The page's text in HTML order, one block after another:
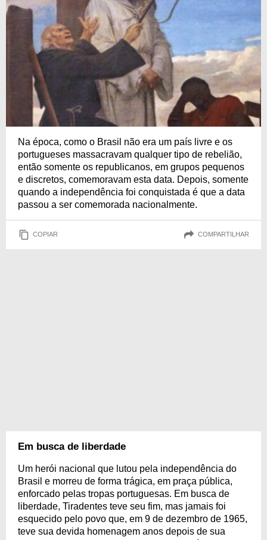
Na época, como o Brasil não era um país livre e os
portugueses massacravam qualquer tipo de rebelião,
então somente os republicanos, em grupos pequenos
e discretos, comemoravam esta data. Depois, somente
quando a independência foi conquistada é que a data
passou a ser comemorada nacionalmente.
COPIAR COMPARTILHAR
Em busca de liberdade
Um herói nacional que lutou pela independência do
Brasil e morreu de forma trágica, em praça pública,
enforcado pelas tropas portuguesas. Em busca de
liberdade, Tiradentes teve seu fim, mas jamais foi
esquecido pelo povo que, em 9 de dezembro de 1965,
teve sua devida homenagem anos depois de sua